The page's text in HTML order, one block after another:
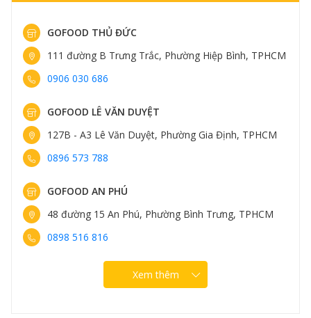
Thớt gỗ Teak dùng như chiếc khay, tăng tính thẩm mĩ
cho món ngon
Gỗ Teak làm ra thớt là loại gỗ dẻo dai và có lượng dầu
tự nhiên cao. Chất liệu gỗ Teak giúp thớt hạn chế bị
trầy xước và cong vênh trong quá trình sử dụng, cũng
giúp thớt chống ẩm và mối mọt rất tốt.
cũng có khả năng chịu lực tốt, hạn chế
GOFOOD THỦ ĐỨC
111 đường B Trưng Trắc, Phường Hiệp Bình, TPHCM
0906 030 686
GOFOOD LÊ VĂN DUYỆT
127B - A3 Lê Văn Duyệt, Phường Gia Định, TPHCM
0896 573 788
GOFOOD AN PHÚ
48 đường 15 An Phú, Phường Bình Trưng, TPHCM
0898 516 816
Xem thêm